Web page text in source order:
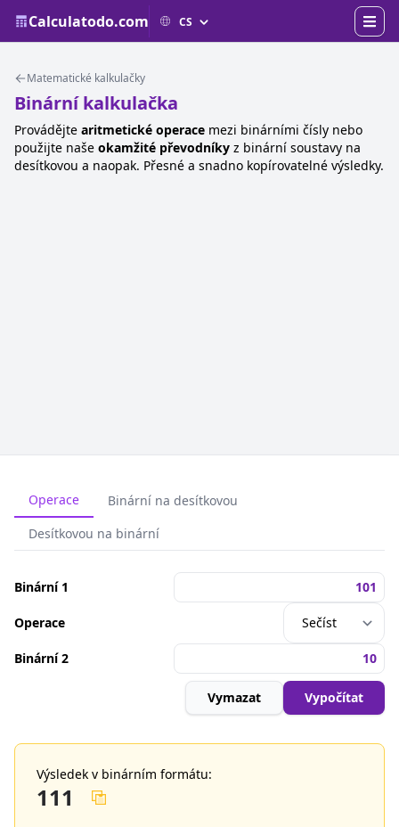
Calculatodo.com
Matematické kalkulačky
Binární kalkulačka
Provádějte aritmetické operace mezi binárními čísly nebo
použijte naše okamžité převodníky z binární soustavy na
desítkovou a naopak. Přesné a snadno kopírovatelné výsledky.
Operace
Binární na desítkovou
Desítkovou na binární
Binární 1
Operace
Binární 2
Vymazat Vypočítat
Výsledek v binárním formátu:
111